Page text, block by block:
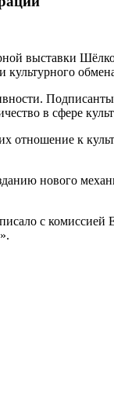
выставки
в сфере
отношение к
нового
с комиссией